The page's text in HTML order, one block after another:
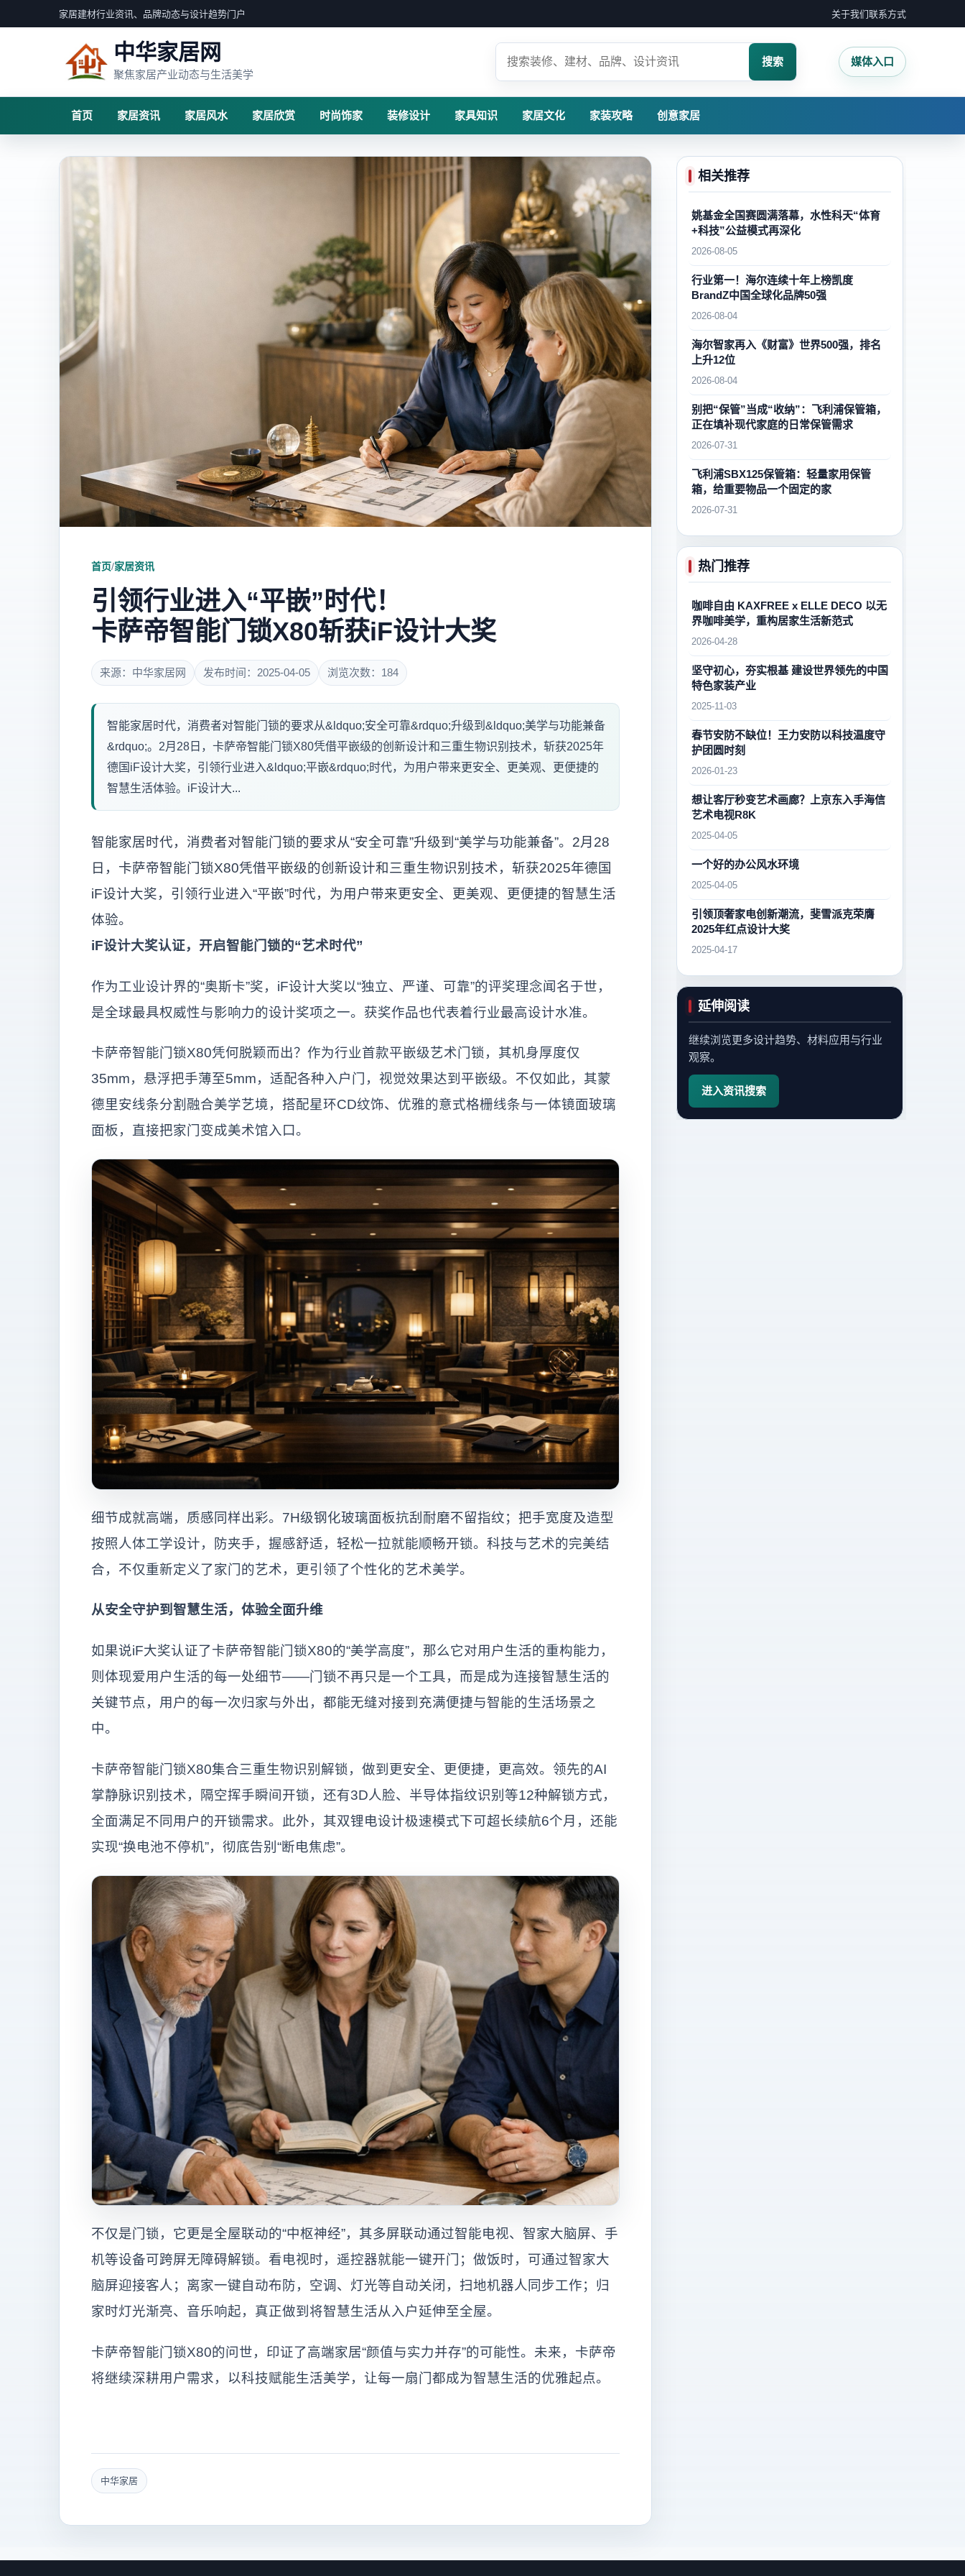
家居建材行业资讯、品牌动态与设计趋势门户 关于我们联系方式
中华家居网
聚焦家居产业动态与生活美学
搜索 媒体入口
首页 家居资讯 家居风水 家居欣赏 时尚饰家 装修设计 家具知识 家居文化 家装攻略 创意家居
首页/家居资讯
引领行业进入“平嵌”时代！
卡萨帝智能门锁X80斩获iF设计大奖
来源：中华家居网 发布时间：2025-04-05 浏览次数：184
智能家居时代，消费者对智能门锁的要求从&ldquo;安全可靠&rdquo;升级到&ldquo;美学与功能兼备
&rdquo;。2月28日，卡萨帝智能门锁X80凭借平嵌级的创新设计和三重生物识别技术，斩获2025年
德国iF设计大奖，引领行业进入&ldquo;平嵌&rdquo;时代，为用户带来更安全、更美观、更便捷的
智慧生活体验。iF设计大...
智能家居时代，消费者对智能门锁的要求从“安全可靠”升级到“美学与功能兼备”。2月28
日，卡萨帝智能门锁X80凭借平嵌级的创新设计和三重生物识别技术，斩获2025年德国
iF设计大奖，引领行业进入“平嵌”时代，为用户带来更安全、更美观、更便捷的智慧生活
体验。
iF设计大奖认证，开启智能门锁的“艺术时代”
作为工业设计界的“奥斯卡”奖，iF设计大奖以“独立、严谨、可靠”的评奖理念闻名于世，
是全球最具权威性与影响力的设计奖项之一。获奖作品也代表着行业最高设计水准。
卡萨帝智能门锁X80凭何脱颖而出？作为行业首款平嵌级艺术门锁，其机身厚度仅
35mm，悬浮把手薄至5mm，适配各种入户门，视觉效果达到平嵌级。不仅如此，其蒙
德里安线条分割融合美学艺境，搭配星环CD纹饰、优雅的意式格栅线条与一体镜面玻璃
面板，直接把家门变成美术馆入口。
细节成就高端，质感同样出彩。7H级钢化玻璃面板抗刮耐磨不留指纹；把手宽度及造型
按照人体工学设计，防夹手，握感舒适，轻松一拉就能顺畅开锁。科技与艺术的完美结
合，不仅重新定义了家门的艺术，更引领了个性化的艺术美学。
从安全守护到智慧生活，体验全面升维
如果说iF大奖认证了卡萨帝智能门锁X80的“美学高度”，那么它对用户生活的重构能力，
则体现爱用户生活的每一处细节——门锁不再只是一个工具，而是成为连接智慧生活的
关键节点，用户的每一次归家与外出，都能无缝对接到充满便捷与智能的生活场景之
中。
卡萨帝智能门锁X80集合三重生物识别解锁，做到更安全、更便捷，更高效。领先的AI
掌静脉识别技术，隔空挥手瞬间开锁，还有3D人脸、半导体指纹识别等12种解锁方式，
全面满足不同用户的开锁需求。此外，其双锂电设计极速模式下可超长续航6个月，还能
实现“换电池不停机”，彻底告别“断电焦虑”。
不仅是门锁，它更是全屋联动的“中枢神经”，其多屏联动通过智能电视、智家大脑屏、手
机等设备可跨屏无障碍解锁。看电视时，遥控器就能一键开门；做饭时，可通过智家大
脑屏迎接客人；离家一键自动布防，空调、灯光等自动关闭，扫地机器人同步工作；归
家时灯光渐亮、音乐响起，真正做到将智慧生活从入户延伸至全屋。
卡萨帝智能门锁X80的问世，印证了高端家居“颜值与实力并存”的可能性。未来，卡萨帝
将继续深耕用户需求，以科技赋能生活美学，让每一扇门都成为智慧生活的优雅起点。
中华家居
相关推荐
姚基金全国赛圆满落幕，水性科天“体育
+科技”公益模式再深化
2026-08-05
行业第一！海尔连续十年上榜凯度
BrandZ中国全球化品牌50强
2026-08-04
海尔智家再入《财富》世界500强，排名
上升12位
2026-08-04
别把“保管”当成“收纳”：飞利浦保管箱，
正在填补现代家庭的日常保管需求
2026-07-31
飞利浦SBX125保管箱：轻量家用保管
箱，给重要物品一个固定的家
2026-07-31
热门推荐
咖啡自由 KAXFREE x ELLE DECO 以无
界咖啡美学，重构居家生活新范式
2026-04-28
坚守初心，夯实根基 建设世界领先的中国
特色家装产业
2025-11-03
春节安防不缺位！王力安防以科技温度守
护团圆时刻
2026-01-23
想让客厅秒变艺术画廊？上京东入手海信
艺术电视R8K
2025-04-05
一个好的办公风水环境
2025-04-05
引领顶奢家电创新潮流，斐雪派克荣膺
2025年红点设计大奖
2025-04-17
延伸阅读
继续浏览更多设计趋势、材料应用与行业
观察。
进入资讯搜索